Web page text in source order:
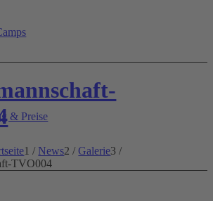
& Preise
1 / News2 / Galerie3 /
TVO004